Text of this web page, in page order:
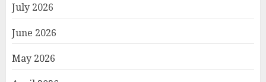
July 2026
June 2026
May 2026